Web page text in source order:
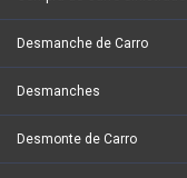
Desmanche de Carro
Desmanches
Desmonte de Carro